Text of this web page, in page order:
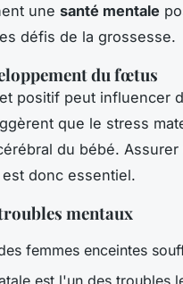
une santé mentale
défis de la grossesse.
du fœtus
positif peut influencer
que le stress
du bébé. Assurer
donc essentiel.
mentaux
femmes enceintes
est l'un des troubles